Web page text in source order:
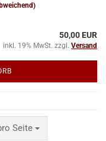
50,00 EUR
inkl. 19% MwSt. zzgl. Versand
Seite
Seite